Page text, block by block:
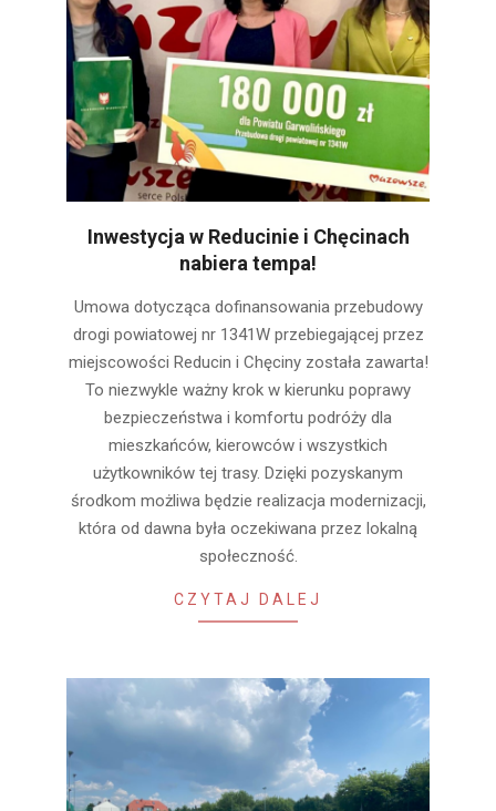
Inwestycja w Reducinie i Chęcinach
nabiera tempa!
06-
05
Umowa dotycząca dofinansowania przebudowy
drogi powiatowej nr 1341W przebiegającej przez
miejscowości Reducin i Chęciny została zawarta!
To niezwykle ważny krok w kierunku poprawy
bezpieczeństwa i komfortu podróży dla
mieszkańców, kierowców i wszystkich
użytkowników tej trasy. Dzięki pozyskanym
środkom możliwa będzie realizacja modernizacji,
która od dawna była oczekiwana przez lokalną
społeczność.
CZYTAJ DALEJ